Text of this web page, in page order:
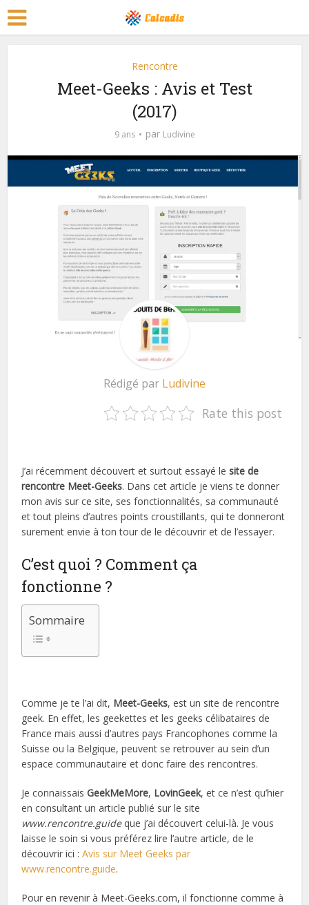
Rencontre
Meet-Geeks : Avis et Test
(2017)
9 ans par Ludivine
Rédigé par Ludivine
Rate this post
J’ai récemment découvert et surtout essayé lesite de
rencontre Meet-Geeks. Dans cet article je viens te donner
mon avis sur ce site, ses fonctionnalités, sa communauté
et tout pleins d’autres points croustillants, qui te donneront
surement envie à ton tour de le découvrir et de l’essayer.
C’est quoi ? Comment ça
fonctionne ?
Sommaire
Comme je te l’ai dit, Meet-Geeks, est un site de rencontre
geek. En effet, les geekettes et les geeks célibataires de
France mais aussi d’autres pays Francophones comme la
Suisse ou la Belgique, peuvent se retrouver au sein d’un
espace communautaire et donc faire des rencontres.
Je connaissaisGeekMeMore, LovinGeek, et ce n’est qu’hier
en consultant un article publié sur le site
www.rencontre.guideque j’ai découvert celui-là. Je vous
laisse le soin si vous préférez lire l’autre article, de le
découvrir ici :Avis sur Meet Geeks par
www.rencontre.guide.
Pour en revenir à Meet-Geeks.com, il fonctionne comme à